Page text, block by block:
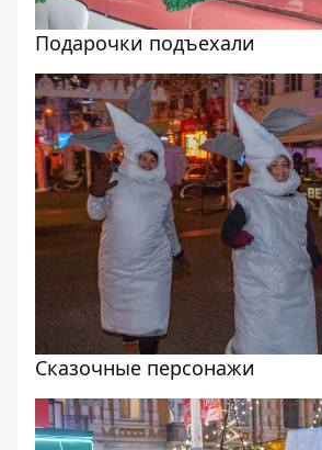
Подарочки подъехали
Сказочные персонажи